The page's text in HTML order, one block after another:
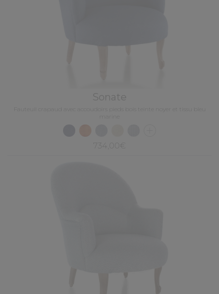
Sonate
Fauteuil crapaud avec accoudoirs pieds bois teinte noyer et tissu bleu
734,00€